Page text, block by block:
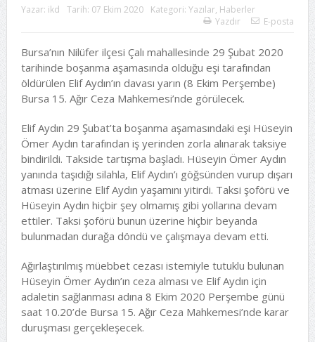
Yazar: ikd Tarih: 07 Ekim 2020 Kategori: Yazılar, Haberler
Yazdır
E-posta
Bursa’nın Nilüfer ilçesi Çalı mahallesinde 29 Şubat 2020
tarihinde boşanma aşamasında olduğu eşi tarafından
öldürülen Elif Aydın’ın davası yarın (8 Ekim Perşembe)
Bursa 15. Ağır Ceza Mahkemesi’nde görülecek.
Elif Aydın 29 Şubat’ta boşanma aşamasındaki eşi Hüseyin
Ömer Aydın tarafından iş yerinden zorla alınarak taksiye
bindirildi. Takside tartışma başladı. Hüseyin Ömer Aydın
yanında taşıdığı silahla, Elif Aydın’ı göğsünden vurup dışarı
atması üzerine Elif Aydın yaşamını yitirdi. Taksi şoförü ve
Hüseyin Aydın hiçbir şey olmamış gibi yollarına devam
ettiler. Taksi şoförü bunun üzerine hiçbir beyanda
bulunmadan durağa döndü ve çalışmaya devam etti.
Ağırlaştırılmış müebbet cezası istemiyle tutuklu bulunan
Hüseyin Ömer Aydın’ın ceza alması ve Elif Aydın için
adaletin sağlanması adına 8 Ekim 2020 Perşembe günü
saat 10.20’de Bursa 15. Ağır Ceza Mahkemesi’nde karar
duruşması gerçekleşecek.